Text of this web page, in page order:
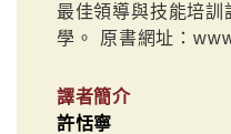
最佳領導與技能培訓
學。 原書網址：
譯者簡介
許恬寧